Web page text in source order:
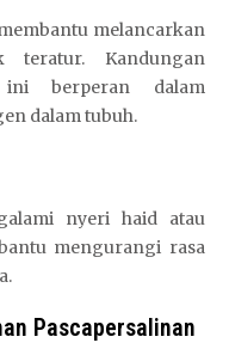
melancarkan
teratur. Kandungan
berperan dalam
dalam tubuh.
nyeri haid atau
mengurangi rasa
Pascapersalinan